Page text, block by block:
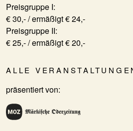
Preisgruppe I:
€ 30,- / ermäßigt € 24,-
Preisgruppe II:
€ 25,- / ermäßigt € 20,-
ALLE
präsentiert von: